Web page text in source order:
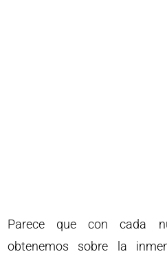
Parece que con cada
obtenemos sobre la